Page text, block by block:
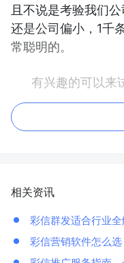
且不说是考验我们
还是公司偏小，1千
常聪明的。
有兴趣的可以来
相关资讯
彩信群发适合行业
彩信营销软件怎么